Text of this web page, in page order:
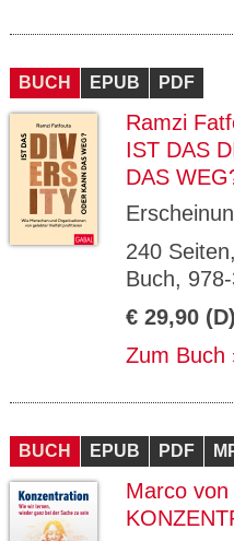
BUCH EPUB PDF
Ramzi
IST DAS
DAS
240
Buch,
€ 29,90 (D)
Zum Buch
BUCH EPUB PDF
Marco